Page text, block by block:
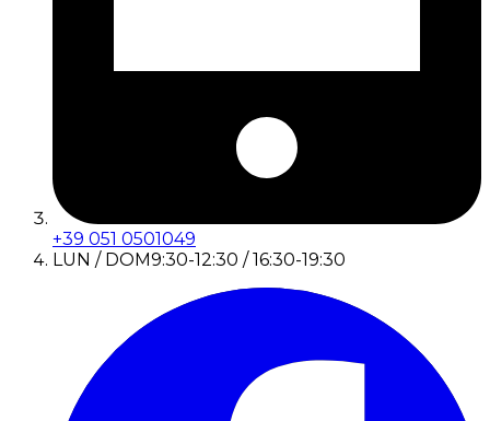
+39 051 0501049
LUN / DOM9:30-12:30 / 16:30-19:30